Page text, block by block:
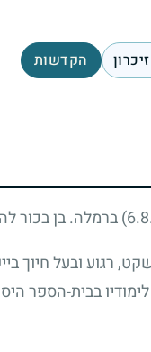
הקדשות
ברמלה. בן בכור
רגוע ובעל חיוך
בבית-הספר